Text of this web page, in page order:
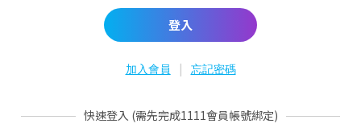
登入
加入會員 | 忘記密碼
快速登入 (需先完成1111會員帳號綁定)